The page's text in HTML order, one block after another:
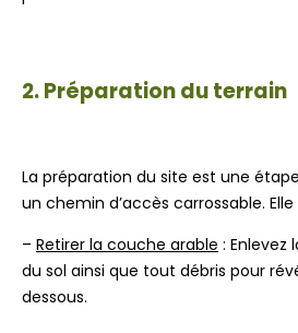
2. Préparation du terrain
La préparation du site est une
un chemin d’accès carrossable.
– Retirer la couche arable : Enlevez
du sol ainsi que tout débris pour
dessous.